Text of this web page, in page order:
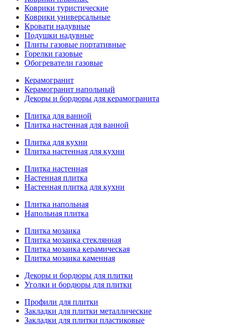
Коврики туристические
Коврики универсальные
Кровати надувные
Подушки надувные
Плиты газовые портативные
Горелки газовые
Обогреватели газовые
Керамогранит
Керамогранит напольный
Декоры и бордюры для керамогранита
Плитка для ванной
Плитка настенная для ванной
Плитка для кухни
Плитка настенная для кухни
Плитка настенная
Настенная плитка
Настенная плитка для кухни
Плитка напольная
Напольная плитка
Плитка мозаика
Плитка мозаика стеклянная
Плитка мозаика керамическая
Плитка мозаика каменная
Декоры и бордюры для плитки
Уголки и бордюры для плитки
Профили для плитки
Закладки для плитки металлические
Закладки для плитки пластиковые